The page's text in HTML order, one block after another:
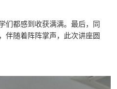
都感到收获满满。最后，同
伴随着阵阵掌声，此次讲座圆